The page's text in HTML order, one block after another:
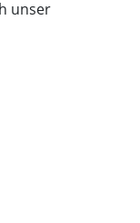
unser